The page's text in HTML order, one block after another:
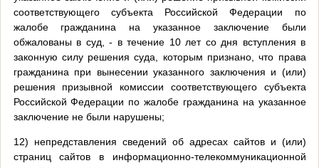
соответствующего субъекта Российской Федерации по
жалобе гражданина на указанное заключение были
обжалованы в суд, - в течение 10 лет со дня вступления в
законную силу решения суда, которым признано, что права
гражданина при вынесении указанного заключения и (или)
решения призывной комиссии соответствующего субъекта
Российской Федерации по жалобе гражданина на указанное
заключение не были нарушены;
12) непредставления сведений об адресах сайтов и (или)
страниц сайтов в информационно-телекоммуникационной